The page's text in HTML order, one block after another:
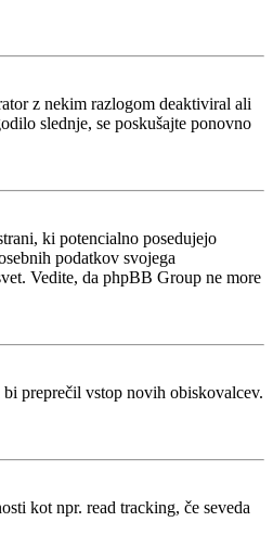
z nekim razlogom deaktiviral ali
slednje, se poskušajte ponovno
ki potencialno posedujejo
podatkov svojega
Vedite, da phpBB Group ne more
preprečil vstop novih obiskovalcev.
kot npr. read tracking, če seveda